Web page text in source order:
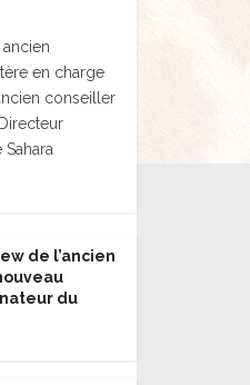
en charge
conseiller
de l’ancien
du